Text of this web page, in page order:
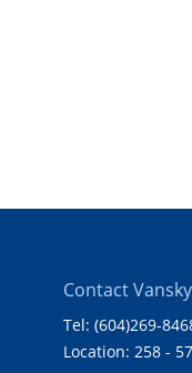
Contact Vansky
Tel: (604)269-
Location: 258 -